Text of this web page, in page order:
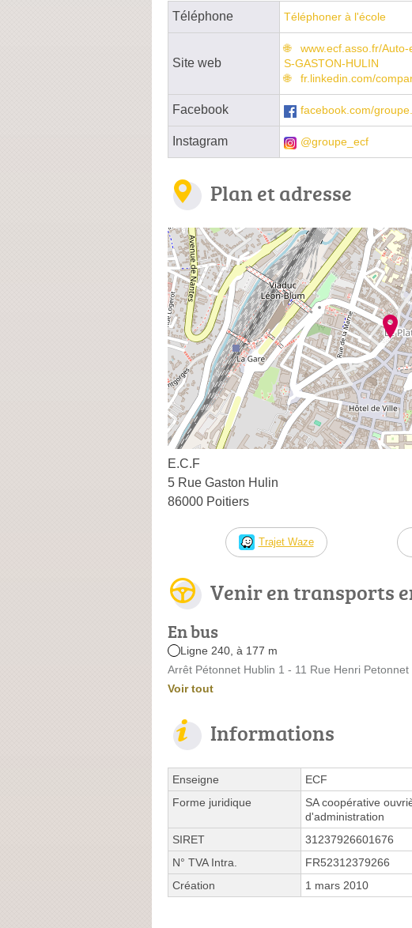
Téléphone Téléphoner à l'école
Site web
www.ecf.asso.fr/
S-GASTON-HULIN
fr.linkedin.com/
Facebook facebook.com/
Instagram @groupe_ecf
Plan et adresse
E.C.F
5 Rue Gaston Hulin
86000 Poitiers
Trajet Waze
Venir en transports
En bus
Ligne 240, à 177 m
Arrêt Pétonnet Hublin 1 - 11 Rue Henri Petonnet
Voir tout
Informations
Enseigne
ECF
Forme juridique
SA coopérative
d'administration
SIRET
31237926601676
N° TVA Intra.
FR52312379266
Création
1 mars 2010